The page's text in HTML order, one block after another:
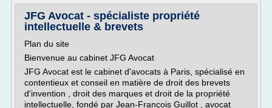
JFG Avocat - spécialiste propriété
intellectuelle & brevets
Plan du site
Bienvenue au cabinet JFG Avocat
JFG Avocat est le cabinet d'avocats à Paris, spécialisé en
contentieux et conseil en matière de droit des brevets
d'invention , droit des marques et droit de la propriété
intellectuelle, fondé par Jean-François Guillot , avocat